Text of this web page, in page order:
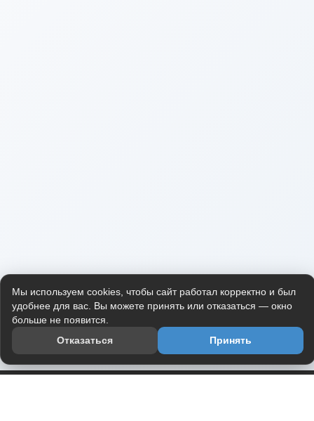
Мы используем cookies, чтобы сайт работал корректно и был
удобнее для вас. Вы можете принять или отказаться — окно
больше не появится.
Отказаться
Принять